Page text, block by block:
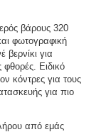
βάρους 320
φωτογραφική
για
Ειδικό
κόντρες για τους
για πιο
από εμάς